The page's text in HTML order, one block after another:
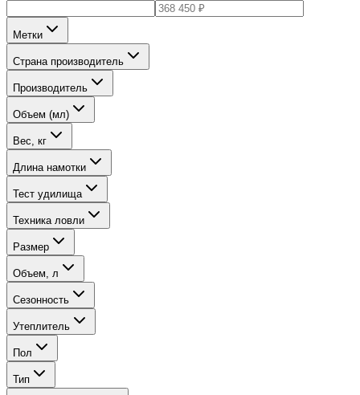
Метки
Страна производитель
Производитель
Объем (мл)
Вес, кг
Длина намотки
Тест удилища
Техника ловли
Размер
Объем, л
Сезонность
Утеплитель
Пол
Тип